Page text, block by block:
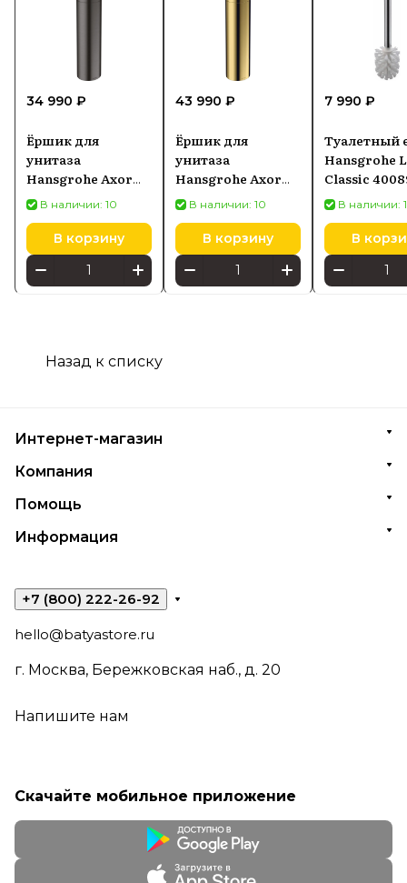
34 990 ₽
Ёршик для
унитаза
Hansgrohe Axor
Universal Circular
чёрный хром
шлифованный
42855340
В наличии: 10
В корзину
43 990 ₽
Ёршик для
унитаза
Hansgrohe Axor
Universal Circular
золото
полированное
42855990
В наличии: 10
В корзину
7 990 ₽
Туалетный
Hansgrohe
Classic
В наличии:
В
Назад к списку
Интернет-магазин
Компания
Помощь
Информация
+7 (800) 222-26-92
hello@batyastore.ru
г. Москва, Бережковская наб., д. 20
Напишите нам
Скачайте мобильное приложение